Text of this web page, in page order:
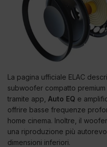
La pagina ufficiale ELAC
subwoofer compatto premium
tramite app, Auto EQ e
offrire basse frequenze
home cinema. Inoltre, il
una riproduzione più
dimensioni inferiori.